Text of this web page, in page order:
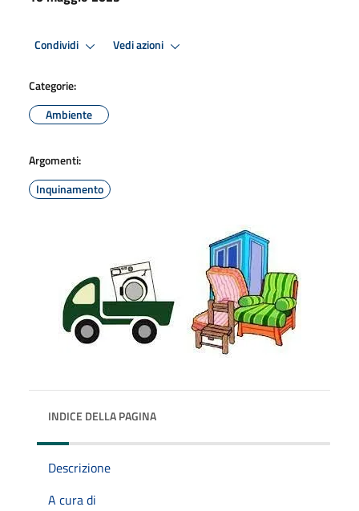
Condividi Vedi azioni
Categorie:
Ambiente
Argomenti:
Inquinamento
INDICE DELLA PAGINA
Descrizione
A cura di